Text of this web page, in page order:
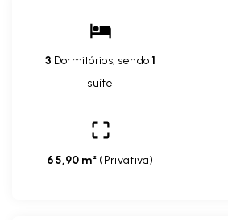
3 Dormitórios, sendo1
suíte
65,90 m² (Privativa)